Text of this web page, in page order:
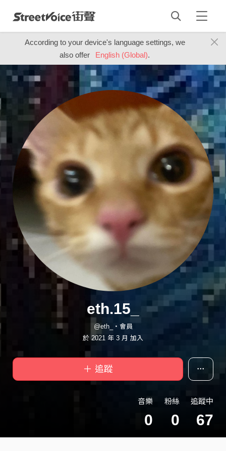
According to your device's language settings, we
also offer
English (Global).
eth.15_
@eth_・會員
於 2021 年 3 月 加入
＋ 追蹤
音樂
0
粉絲
0
追蹤中
67